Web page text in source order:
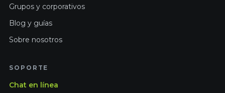
Grupos y corporativos
Blog y guías
Sobre nosotros
SOPORTE
Chat en línea